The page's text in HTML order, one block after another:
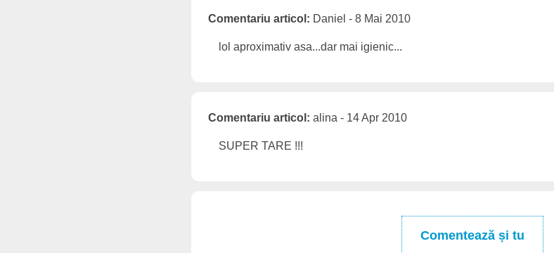
Comentariu articol: Daniel - 8 Mai 2010
lol aproximativ asa...dar mai igienic...
Comentariu articol: alina - 14 Apr 2010
SUPER TARE !!!
Comentează și tu